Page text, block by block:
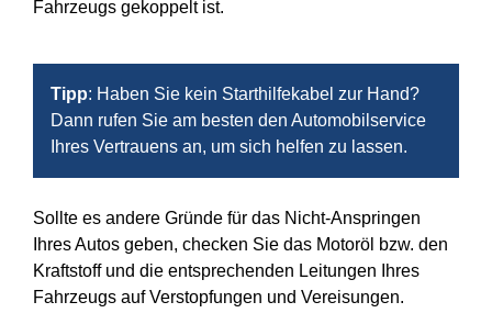
Fahrzeugs gekoppelt ist.
Tipp: Haben Sie kein Starthilfekabel zur Hand?
Dann rufen Sie am besten den Automobilservice
Ihres Vertrauens an, um sich helfen zu lassen.
Sollte es andere Gründe für das Nicht-Anspringen
Ihres Autos geben, checken Sie das Motoröl bzw. den
Kraftstoff und die entsprechenden Leitungen Ihres
Fahrzeugs auf Verstopfungen und Vereisungen.